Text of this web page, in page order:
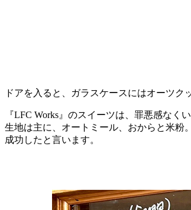
ドアを入ると、ガラスケースにはオーツク
『LFC Works』のスイーツは、罪悪感なく
生地は主に、オートミール、おからと米粉
成功したと言います。